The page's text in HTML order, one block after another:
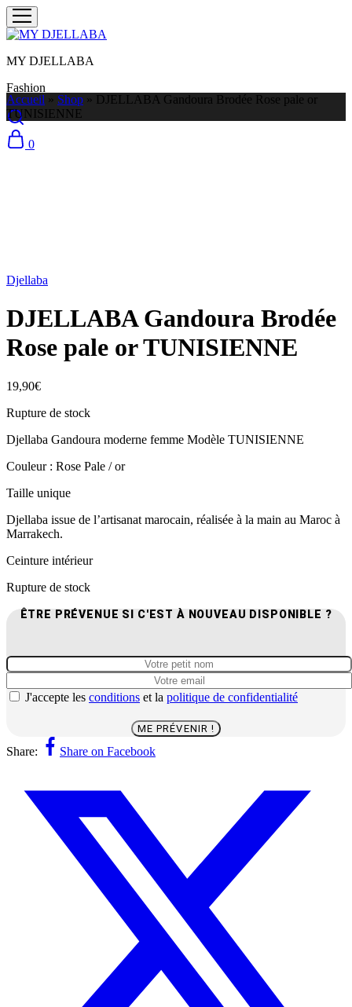
MY DJELLABA
Fashion
0
Accueil » Shop » DJELLABA Gandoura Brodée Rose pale or
TUNISIENNE
Djellaba
DJELLABA Gandoura Brodée
Rose pale or TUNISIENNE
19,90€
Rupture de stock
Djellaba Gandoura moderne femme Modèle TUNISIENNE
Couleur : Rose Pale / or
Taille unique
Djellaba issue de l’artisanat marocain, réalisée à la main au Maroc à
Marrakech.
Ceinture intérieur
Rupture de stock
ÊTRE PRÉVENUE SI C'EST À NOUVEAU DISPONIBLE ?
J'accepte les conditions et la politique de confidentialité
ME PRÉVENIR !
Share: Share on Facebook